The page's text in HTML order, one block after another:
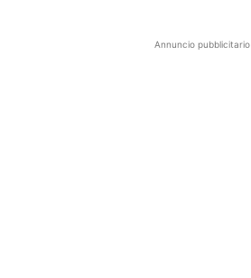
Annuncio pubblicitario